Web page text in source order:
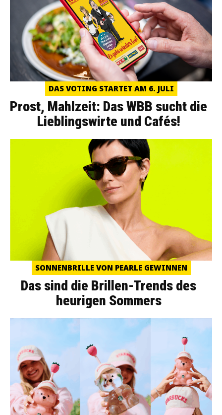
DAS VOTING STARTET AM 6. JULI
Prost, Mahlzeit: Das WBB sucht die
Lieblingswirte und Cafés!
SONNENBRILLE VON PEARLE GEWINNEN
Das sind die Brillen-Trends des
heurigen Sommers